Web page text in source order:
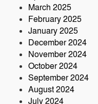
March 2025
February 2025
January 2025
December 2024
November 2024
October 2024
September 2024
August 2024
July 2024